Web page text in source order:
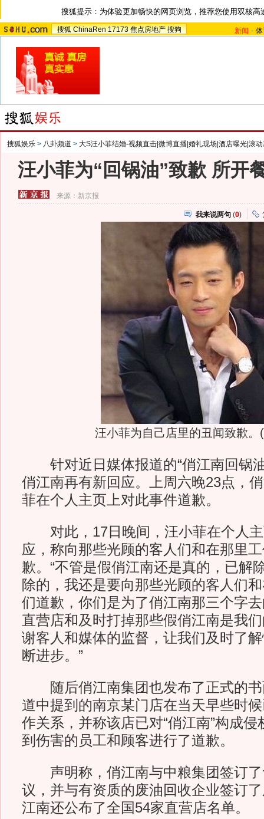
搜狐提示：为体验更加畅快的网页浏览，推荐您使用双核高
搜狐 ChinaRen 17173 焦点房地产 搜狗 新闻 -
搜狐娱乐 > 八卦频道 > 大S汪小菲结婚-视频直击|微博直播|婚礼现场|酒店曝光|滚
汪小菲为“回锅油”致歉 所开
来源： 新京报
我来说两句 (0)
汪小菲为自己店里的丑闻致歉。
针对近日媒体报道的“俏江南回锅
俏江南再有新回应。上周六晚23点，
菲在个人主页上对此事件道歉。
对此，17日晚间，汪小菲在个人主
应，称向那些光顾的客人们和在那里
歉。“不管是假俏江南还是真的，已解
除的，我还是要向那些光顾的客人们
们道歉，你们是为了俏江南那三个字
直营店和及时打掉那些假俏江南是我
谢客人和媒体的监督，让我们及时了
断进步。”
随后俏江南集团也发布了正式的书
道中提到的南京某门店在当天早些时
作关系，并称该店已对“俏江南”构成
到伤害的员工和顾客进行了道歉。
声明称，俏江南与中粮集团签订了
议，并与有资质的废油回收企业签订
江南还公布了全国54家直营店名单。